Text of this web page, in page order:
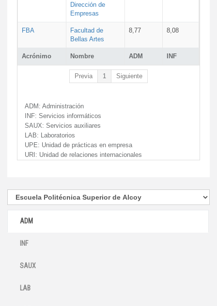
Acrónimo Nombre ADM INF
Dirección de
Empresas
FBA
Facultad de
Bellas Artes
8,77 8,08
Previa 1 Siguiente
ADM: Administración
INF: Servicios informáticos
SAUX: Servicios auxiliares
LAB: Laboratorios
UPE: Unidad de prácticas en empresa
URI: Unidad de relaciones internacionales
ADM
INF
SAUX
LAB